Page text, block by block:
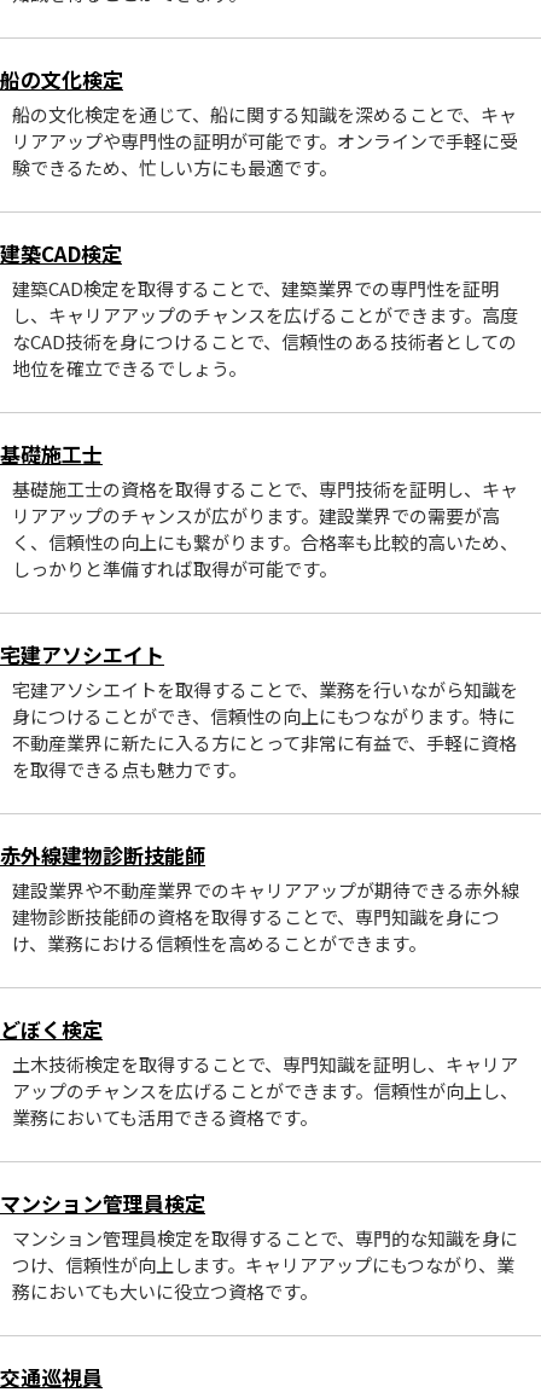
船の文化検定
船の文化検定を通じて、船に関する知識を深めることで、キャ
リアアップや専門性の証明が可能です。オンラインで手軽に受
験できるため、忙しい方にも最適です。
建築CAD検定
建築CAD検定を取得することで、建築業界での専門性を証明
し、キャリアアップのチャンスを広げることができます。高度
なCAD技術を身につけることで、信頼性のある技術者としての
地位を確立できるでしょう。
基礎施工士
基礎施工士の資格を取得することで、専門技術を証明し、キャ
リアアップのチャンスが広がります。建設業界での需要が高
く、信頼性の向上にも繋がります。合格率も比較的高いため、
しっかりと準備すれば取得が可能です。
宅建アソシエイト
宅建アソシエイトを取得することで、業務を行いながら知識を
身につけることができ、信頼性の向上にもつながります。特に
不動産業界に新たに入る方にとって非常に有益で、手軽に資格
を取得できる点も魅力です。
赤外線建物診断技能師
建設業界や不動産業界でのキャリアアップが期待できる赤外線
建物診断技能師の資格を取得することで、専門知識を身につ
け、業務における信頼性を高めることができます。
どぼく検定
土木技術検定を取得することで、専門知識を証明し、キャリア
アップのチャンスを広げることができます。信頼性が向上し、
業務においても活用できる資格です。
マンション管理員検定
マンション管理員検定を取得することで、専門的な知識を身に
つけ、信頼性が向上します。キャリアアップにもつながり、業
務においても大いに役立つ資格です。
交通巡視員